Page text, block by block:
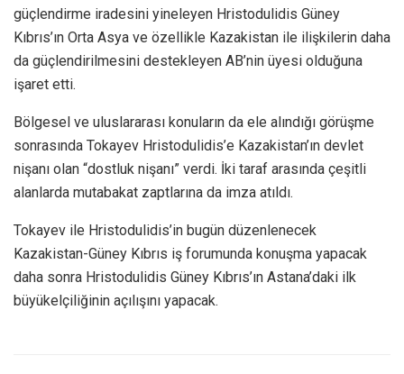
güçlendirme iradesini yineleyen Hristodulidis Güney
Kıbrıs’ın Orta Asya ve özellikle Kazakistan ile ilişkilerin daha
da güçlendirilmesini destekleyen AB’nin üyesi olduğuna
işaret etti.
Bölgesel ve uluslararası konuların da ele alındığı görüşme
sonrasında Tokayev Hristodulidis’e Kazakistan’ın devlet
nişanı olan “dostluk nişanı” verdi. İki taraf arasında çeşitli
alanlarda mutabakat zaptlarına da imza atıldı.
Tokayev ile Hristodulidis’in bugün düzenlenecek
Kazakistan-Güney Kıbrıs iş forumunda konuşma yapacak
daha sonra Hristodulidis Güney Kıbrıs’ın Astana’daki ilk
büyükelçiliğinin açılışını yapacak.